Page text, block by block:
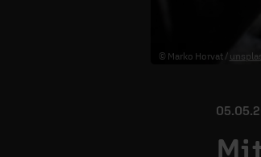
© Marko Horvat /